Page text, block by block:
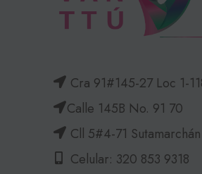
Cra 91#145-27 Loc 1-
Calle 145B No. 91 70
Cll 5#4-71 Sutamarchán
Celular: 320 853 9318